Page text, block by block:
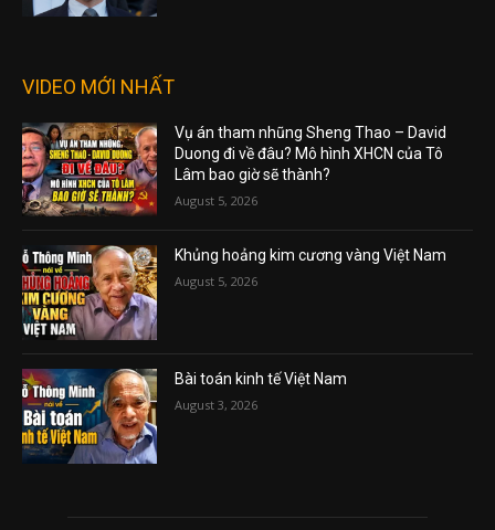
VIDEO MỚI NHẤT
Vụ án tham nhũng Sheng Thao – David
Duong đi về đâu? Mô hình XHCN của Tô
Lâm bao giờ sẽ thành?
August 5, 2026
Khủng hoảng kim cương vàng Việt Nam
August 5, 2026
Bài toán kinh tế Việt Nam
August 3, 2026